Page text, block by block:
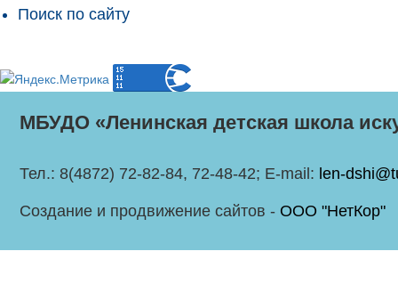
Поиск по сайту
МБУДО «Ленинская детская школа
Тел.: 8(4872) 72-82-84, 72-48-42; E-mail: len-
Создание и продвижение сайтов - ООО "НетКор"